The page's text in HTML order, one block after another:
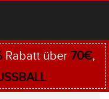
Rabatt über 70€,